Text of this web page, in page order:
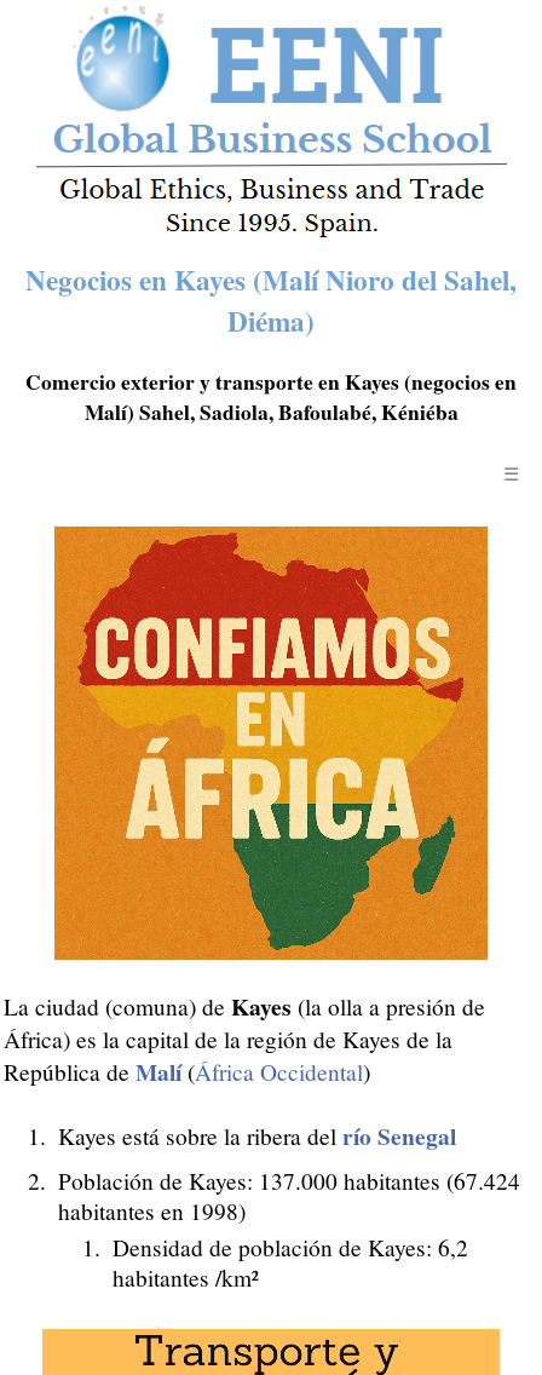
Negocios en Kayes (Malí Nioro del Sahel,
Diéma)
Comercio exterior y transporte en Kayes (negocios en
Malí) Sahel, Sadiola, Bafoulabé, Kéniéba
☰
La ciudad (comuna) de Kayes (la olla a presión de
África) es la capital de la región de Kayes de la
República de Malí(África Occidental)
Kayes está sobre la ribera del río Senegal
Población de Kayes: 137.000 habitantes (67.424
habitantes en 1998)
Densidad de población de Kayes: 6,2
habitantes /km²